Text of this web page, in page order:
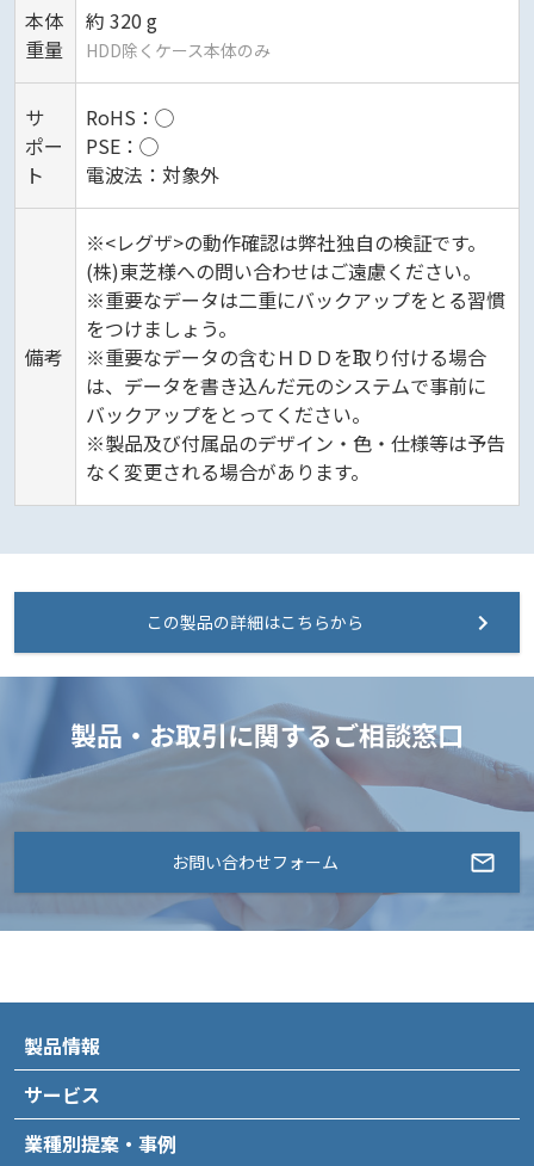
本体
重量
約 320 g
HDD除くケース本体のみ
サ
ポー
ト
RoHS：◯
PSE：◯
電波法：対象外
備考
※<レグザ>の動作確認は弊社独自の検証です。
(株)東芝様への問い合わせはご遠慮ください。
※重要なデータは二重にバックアップをとる習慣
をつけましょう。
※重要なデータの含むＨＤＤを取り付ける場合
は、データを書き込んだ元のシステムで事前に
バックアップをとってください。
※製品及び付属品のデザイン・色・仕様等は予告
なく変更される場合があります。
この製品の詳細はこちらから
製品・お取引に関するご相談窓口
お問い合わせフォーム
製品情報
サービス
業種別提案・事例